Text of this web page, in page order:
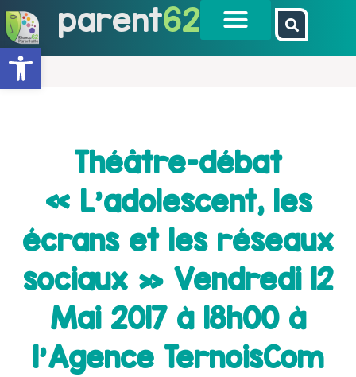
Ouvrir la barre d’outils
parent62
Théâtre-débat
« L’adolescent, les
écrans et les réseaux
sociaux » Vendredi 12
Mai 2017 à 18h00 à
l’Agence TernoisCom